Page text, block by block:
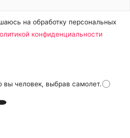
на обработку персональных
конфиденциальности
вы человек, выбрав самолет.